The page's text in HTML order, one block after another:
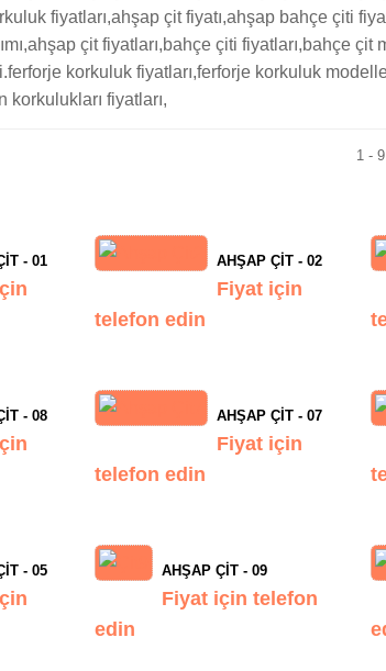
fiyatları,ahşap çit fiyatı,ahşap bahçe çiti
çit fiyatları,bahçe çiti fiyatları,bahçe çit
korkuluk fiyatları,ferforje korkuluk
korkulukları fiyatları,
1 -
- 01 AHŞAP ÇIT - 02
Fiyat için
telefon edin
- 08 AHŞAP ÇIT - 07
Fiyat için
telefon edin
- 05 AHŞAP ÇIT - 09
Fiyat için telefon
edin